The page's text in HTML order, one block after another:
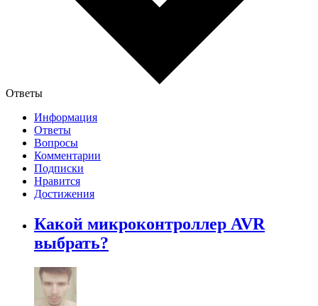
Ответы
Информация
Ответы
Вопросы
Комментарии
Подписки
Нравится
Достижения
Какой микроконтроллер AVR
выбрать?